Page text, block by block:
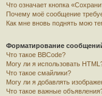
Что означает кнопка
Почему моё сообщение
Как мне вновь поднять мою
Форматирование
Что такое BBCode?
Могу ли я использовать
Что такое смайлики?
Могу ли я добавлять
Что такое важные